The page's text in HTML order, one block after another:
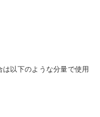
以下のような分量で使用